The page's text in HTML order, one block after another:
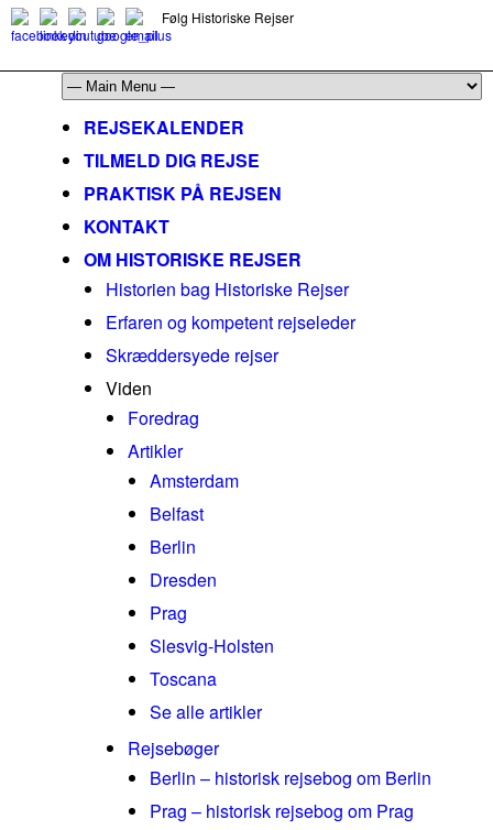
Følg Historiske Rejser
REJSEKALENDER
TILMELD DIG REJSE
PRAKTISK PÅ REJSEN
KONTAKT
OM HISTORISKE REJSER
Historien bag Historiske Rejser
Erfaren og kompetent rejseleder
Skræddersyede rejser
Viden
Foredrag
Artikler
Amsterdam
Belfast
Berlin
Dresden
Prag
Slesvig-Holsten
Toscana
Se alle artikler
Rejsebøger
Berlin – historisk rejsebog om Berlin
Prag – historisk rejsebog om Prag